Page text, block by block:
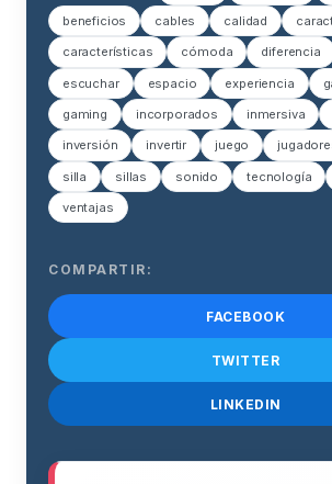
beneficios cables calidad
características cómoda diferencia
escuchar espacio experiencia
gaming incorporados inmersiva
inversión invertir juego
silla sillas sonido tecnología
ventajas
COMPARTIR:
FACEBOOK
TWITTER
LINKEDIN